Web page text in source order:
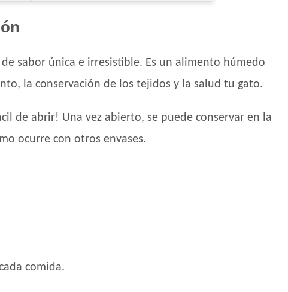
sabor única e irresistible. Es un alimento húmedo
la conservación de los tejidos y la salud tu gato.
de abrir! Una vez abierto, se puede conservar en la
ocurre con otros envases.
comida.